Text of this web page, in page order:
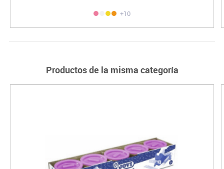
+10
Productos de la misma categoría